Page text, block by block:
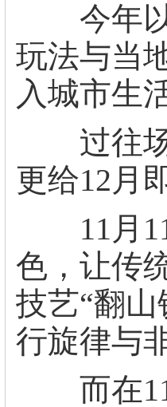
今年以
玩法与当
入城市生
过往场
更给12月
11月11
色，让传
技艺“翻
行旋律与
而在11